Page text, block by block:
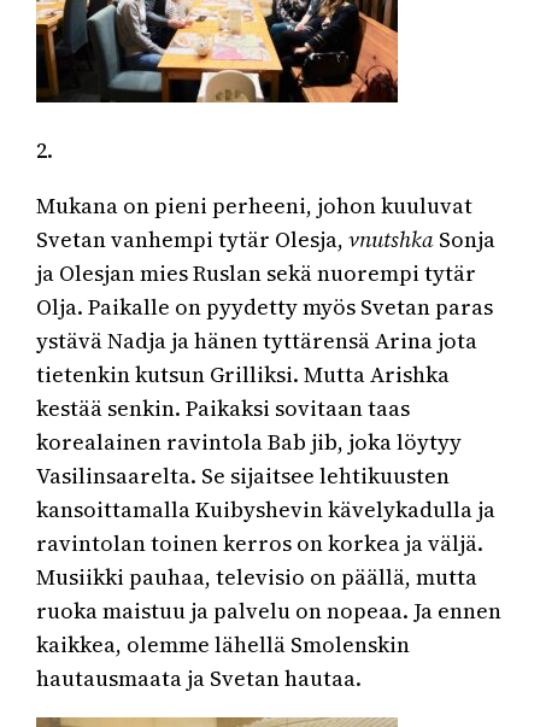
2.
Mukana on pieni perheeni, johon kuuluvat
Svetan vanhempi tytär Olesja,vnutshka Sonja
ja Olesjan mies Ruslan sekä nuorempi tytär
Olja. Paikalle on pyydetty myös Svetan paras
ystävä Nadja ja hänen tyttärensä Arina jota
tietenkin kutsun Grilliksi. Mutta Arishka
kestää senkin. Paikaksi sovitaan taas
korealainen ravintola Bab jib, joka löytyy
Vasilinsaarelta. Se sijaitsee lehtikuusten
kansoittamalla Kuibyshevin kävelykadulla ja
ravintolan toinen kerros on korkea ja väljä.
Musiikki pauhaa, televisio on päällä, mutta
ruoka maistuu ja palvelu on nopeaa. Ja ennen
kaikkea, olemme lähellä Smolenskin
hautausmaata ja Svetan hautaa.